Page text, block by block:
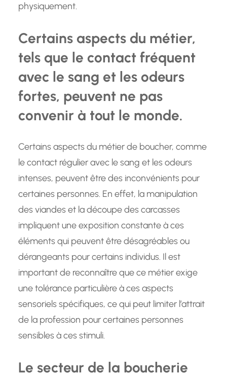
physiquement.
Certains aspects du métier,
tels que le contact fréquent
avec le sang et les odeurs
fortes, peuvent ne pas
convenir à tout le monde.
Certains aspects du métier de boucher, comme
le contact régulier avec le sang et les odeurs
intenses, peuvent être des inconvénients pour
certaines personnes. En effet, la manipulation
des viandes et la découpe des carcasses
impliquent une exposition constante à ces
éléments qui peuvent être désagréables ou
dérangeants pour certains individus. Il est
important de reconnaître que ce métier exige
une tolérance particulière à ces aspects
sensoriels spécifiques, ce qui peut limiter l’attrait
de la profession pour certaines personnes
sensibles à ces stimuli.
Le secteur de la boucherie